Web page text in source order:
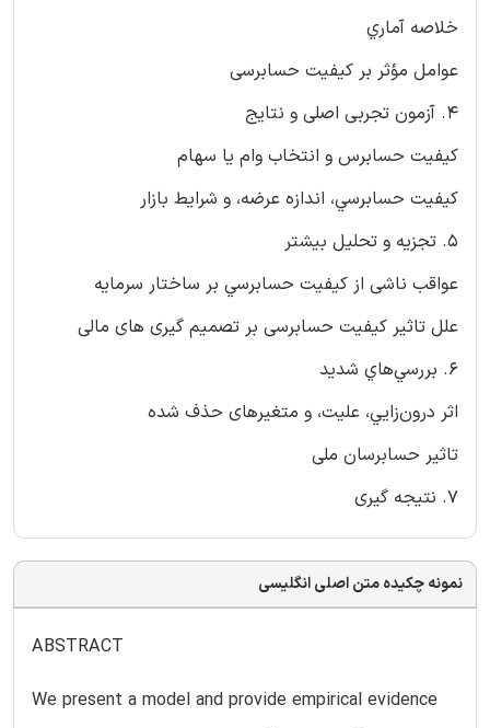
خلاصه آماري
عوامل مؤثر بر کیفیت حسابرسی
4. آزمون تجربی اصلی و نتایج
کیفیت حسابرس و انتخاب وام يا سهام
کیفیت حسابرسي، اندازه عرضه، و شرایط بازار
5. تجزیه و تحلیل بیشتر
عواقب ناشی از کیفیت حسابرسي بر ساختار سرمایه
علل تاثیر کیفیت حسابرسی بر تصمیم گیری های مالی
6. بررسي‌هاي شديد
اثر درون‌زايي، علیت، و متغیرهای حذف شده
تاثیر حسابرسان ملی
7. نتیجه گیری
نمونه چکیده متن اصلی انگلیسی
ABSTRACT
We present a model and provide empirical evidence